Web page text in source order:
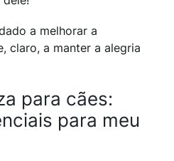
a melhorar a
claro, a manter a alegria
para cães:
para meu